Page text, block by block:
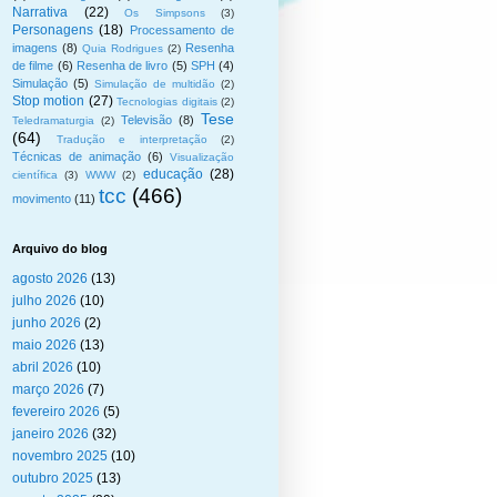
Narrativa (22) Os Simpsons (3)
Personagens (18) Processamento de
imagens (8) Quia Rodrigues (2) Resenha
de filme (6) Resenha de livro (5) SPH (4)
Simulação (5) Simulação de multidão (2)
Stop motion (27) Tecnologias digitais (2)
Teledramaturgia
(2) Televisão (8) Tese
(64)
Tradução e interpretação (2)
Técnicas de animação (6)
Visualização
científica
(3) WWW (2) educação (28)
movimento (11) tcc (466)
Arquivo do blog
agosto 2026 (13)
julho 2026 (10)
junho 2026 (2)
maio 2026 (13)
abril 2026 (10)
março 2026 (7)
fevereiro 2026 (5)
janeiro 2026 (32)
novembro 2025 (10)
outubro 2025 (13)